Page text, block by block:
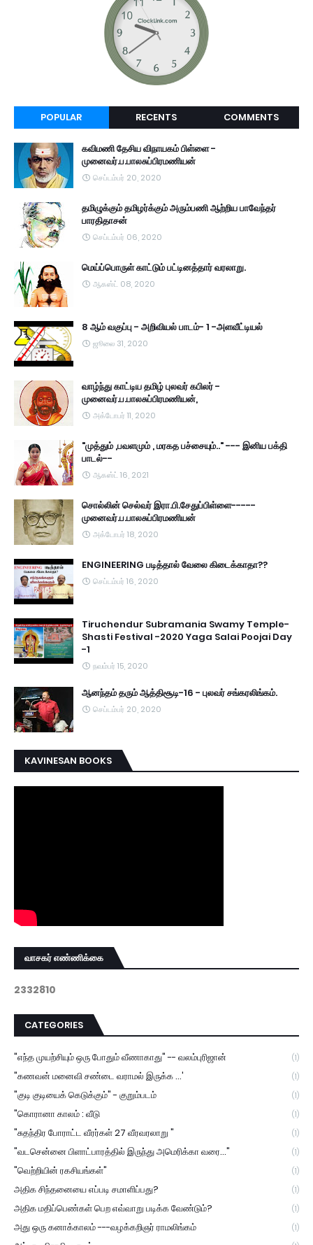
POPULAR RECENTS COMMENTS
கவிமணி தேசிய விநாயகம் பிள்ளை -
முனைவர்.ப.பாலசுப்பிரமணியன்
செப்டம்பர் 20, 2020
தமிழுக்கும் தமிழர்க்கும் அரும்பணி ஆற்றிய பாவேந்தர்
பாரதிதாசன்
செப்டம்பர் 06, 2020
மெய்ப்பொருள் காட்டும் பட்டினத்தார் வரலாறு.
ஆகஸ்ட் 08, 2020
8 ஆம் வகுப்பு - அறிவியல் பாடம்- 1 -அளவீட்டியல்
ஜூலை 31, 2020
வாழ்ந்து காட்டிய தமிழ் புலவர் கபிலர் -
முனைவர்.ப.பாலசுப்பிரமணியன்,
அக்டோபர் 11, 2020
"முத்தும் ,பவளமும் , மரகத பச்சையும்.." --- இனிய பக்தி
பாடல்--
ஆகஸ்ட் 16, 2021
சொல்லின் செல்வர் இரா.பி.சேதுப்பிள்ளை-----
முனைவர்.ப.பாலசுப்பிரமணியன்
அக்டோபர் 18, 2020
ENGINEERING படித்தால் வேலை கிடைக்காதா??
செப்டம்பர் 16, 2020
Tiruchendur Subramania Swamy Temple-
Shasti Festival -2020 Yaga Salai Poojai Day
-1
நவம்பர் 15, 2020
ஆனந்தம் தரும் ஆத்திசூடி-16 - புலவர் சங்கரலிங்கம்.
செப்டம்பர் 20, 2020
KAVINESAN BOOKS
வாசகர் எண்ணிக்கை
2332810
CATEGORIES
"எந்த முயற்சியும் ஒரு போதும் வீணாகாது" -- வலம்புரிஜான் (1)
"கணவன் மனைவி சண்டை வராமல் இருக்க ...' (1)
"குடி குடியைக் கெடுக்கும்" - குறும்படம் (1)
"கொரானா காலம் : வீடு (1)
"சுதந்திர போராட்ட வீரர்கள் 27 வீரவரலாறு " (1)
"வடசென்னை பிளாட்பாரத்தில் இருந்து அமெரிக்கா வரை..." (1)
"வெற்றியின் ரகசியங்கள்" (1)
அதிக சிந்தனையை எப்படி சமாளிப்பது? (1)
அதிக மதிப்பெண்கள் பெற எவ்வாறு படிக்க வேண்டும்? (1)
அது ஒரு கனாக்காலம் ---வழக்கறிஞர் ராமலிங்கம் (1)